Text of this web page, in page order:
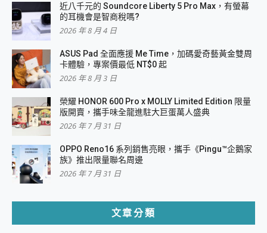
近八千元的 Soundcore Liberty 5 Pro Max，有螢幕
的耳機會是智商稅嗎?
2026 年 8 月 4 日
ASUS Pad 全面應援 Me Time，加碼愛奇藝黃金雙周
卡體驗，專案價最低 NT$0 起
2026 年 8 月 3 日
榮耀 HONOR 600 Pro x MOLLY Limited Edition 限量
版開賣，攜手味全龍進駐大巨蛋萬人盛典
2026 年 7 月 31 日
OPPO Reno16 系列銷售亮眼，攜手《Pingu™企鵝家
族》推出限量聯名周邊
2026 年 7 月 31 日
文章分類